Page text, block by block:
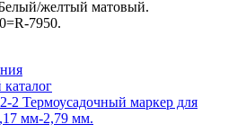
желтый матовый.
7950.